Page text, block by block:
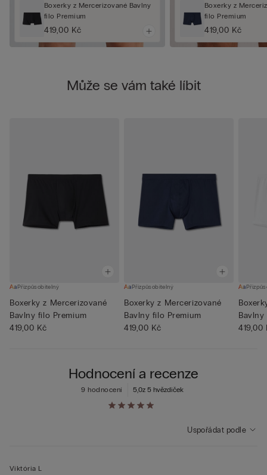
Boxerky z Mercerizované Bavlny
filo Premium
419,00 Kč
Boxerky z
filo Premium
419,00 Kč
Může se vám také líbit
Přizpůsobitelný
Boxerky z Mercerizované
Bavlny filo Premium
419,00 Kč
Přizpůsobitelný
Boxerky z Mercerizované
Bavlny filo Premium
419,00 Kč
419,00
Hodnocení a recenze
5,0z 5 hvězdiček
9 hodnocení
Uspořádat podle
Viktória L